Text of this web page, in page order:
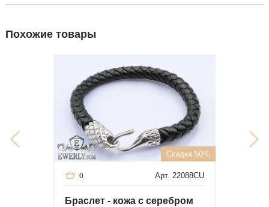
Похожие товары
Скидка 50%
Арт. 22088CU
0
Браслет - кожа с серебром